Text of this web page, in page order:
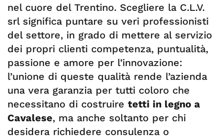
nel cuore del Trentino. Scegliere la C.L.V.
srl significa puntare su veri professionisti
del settore, in grado di mettere al servizio
dei propri clienti competenza, puntualità,
passione e amore per l’innovazione:
l’unione di queste qualità rende l’azienda
una vera garanzia per tutti coloro che
necessitano di costruire tetti in legno a
Cavalese, ma anche soltanto per chi
desidera richiedere consulenza o